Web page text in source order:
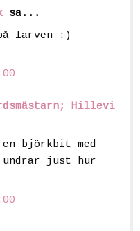
sa...
larven :)
Hillevi
björkbit med
just hur